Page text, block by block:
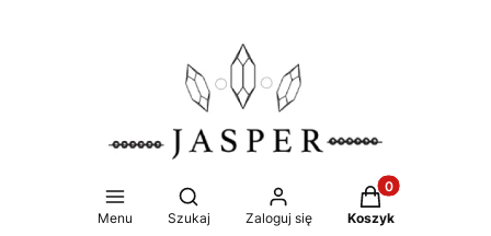
Menu
Otwórz wyszukiwarkę
Szukaj Zaloguj się
Produkty w
Koszyk